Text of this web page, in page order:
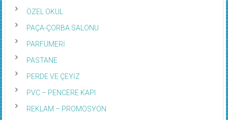
ÖZEL OKUL
PAÇA-ÇORBA SALONU
PARFÜMERİ
PASTANE
PERDE VE ÇEYİZ
PVC – PENCERE KAPI
REKLAM – PROMOSYON